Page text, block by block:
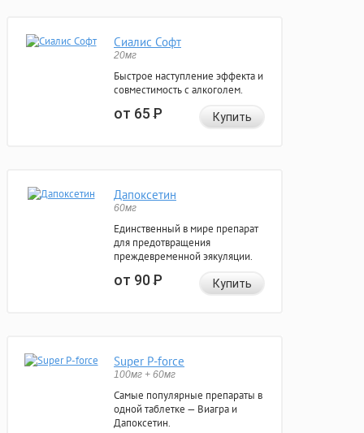
Сиалис Софт
20мг
Быстрое наступление эффекта и
совместимость с алкоголем.
от 65Р Купить
Дапоксетин
60мг
Единственный в мире препарат
для предотвращения
преждевременной эякуляции.
от 90Р Купить
Super P-force
100мг + 60мг
Самые популярные препараты в
одной таблетке — Виагра и
Дапоксетин.